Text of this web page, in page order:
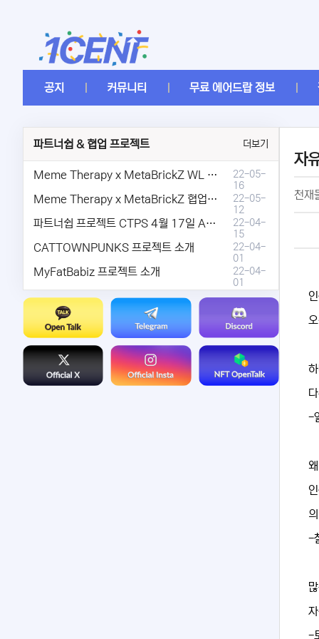
공지 커뮤니티 무료 에어드랍 정보
파트너쉽 & 협업 프로젝트 더보기
Meme Therapy x MetaBrickZ WL & AriDrop 이벤트 결과안내!
22-05-
16
Meme Therapy x MetaBrickZ 협업 & WL , AriDrop 이벤트 안내
22-05-
12
파트너쉽 프로젝트 CTPS 4월 17일 AMA안내.
22-04-
15
CATTOWNPUNKS 프로젝트 소개
22-04-
01
MyFatBabiz 프로젝트 소개
22-04-
01
자
천재
-
-
-